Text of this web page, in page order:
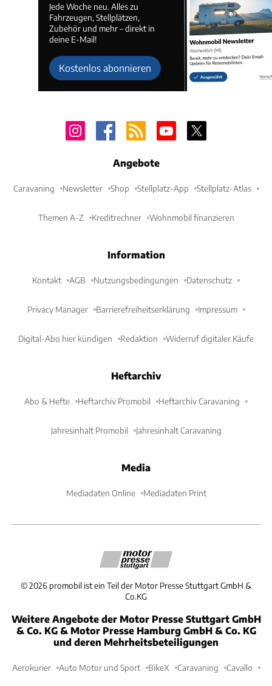
Jede Woche neu. Alles zu
Fahrzeugen, Stellplätzen,
Zubehör und mehr – direkt in
deine E-Mail!
Kostenlos abonnieren
Angebote
Caravaning Newsletter Shop Stellplatz-App Stellplatz-Atlas
Themen A-Z Kreditrechner Wohnmobil finanzieren
Information
Kontakt AGB Nutzungsbedingungen Datenschutz
Privacy Manager Barrierefreiheitserklärung Impressum
Digital-Abo hier kündigen Redaktion Widerruf digitaler Käufe
Heftarchiv
Abo & Hefte Heftarchiv Promobil Heftarchiv Caravaning
Jahresinhalt Promobil Jahresinhalt Caravaning
Media
Mediadaten Online Mediadaten Print
©2026 promobil ist ein Teil der Motor Presse Stuttgart GmbH &
Co.KG
Weitere Angebote der Motor Presse Stuttgart GmbH
& Co. KG & Motor Presse Hamburg GmbH & Co. KG
und deren Mehrheitsbeteiligungen
Aerokurier Auto Motor und Sport BikeX Caravaning Cavallo